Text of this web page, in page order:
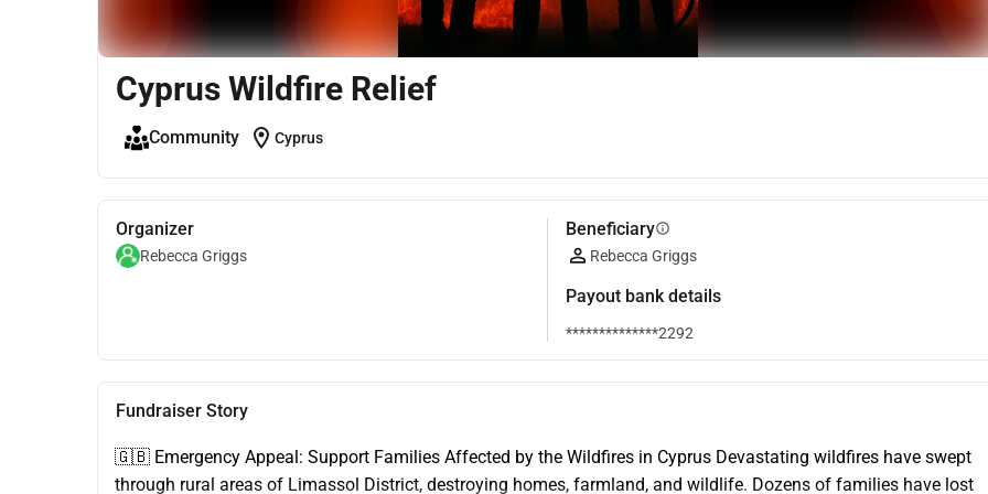
Cyprus Wildfire Relief
Community location_on Cyprus
Organizer
Rebecca Griggs
Beneficiaryinfo
Rebecca Griggs
Payout bank details
**************2292
Fundraiser Story
🇬🇧 Emergency Appeal: Support Families Affected by the Wildfires in Cyprus Devastating wildfires have swept
through rural areas of Limassol District, destroying homes, farmland, and wildlife. Dozens of families have lost